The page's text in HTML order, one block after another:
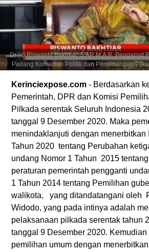
Dr (c) Riswanto Bakhtiar, S.AP, M.A.P Pengamat
Padang Konsultan Politik dan Pemenangan
Kerinciexpose.com - Berdasarkan
Pemerintah, DPR dan Komisi
Pilkada serentak Seluruh Indonesia
tanggal 9 Desember 2020. Maka
menindaklanjuti dengan menerbitkan
Tahun 2020 tentang Perubahan
undang Nomor 1 Tahun 2015
peraturan pemerintah pengganti
1 Tahun 2014 tentang Pemilihan
walikota, yang ditandatangani oleh
Widodo, yang pada intinya adalah
pelaksanaan pilkada serentak tahun
tanggal 9 Desember 2020.
pemilihan umum dengan